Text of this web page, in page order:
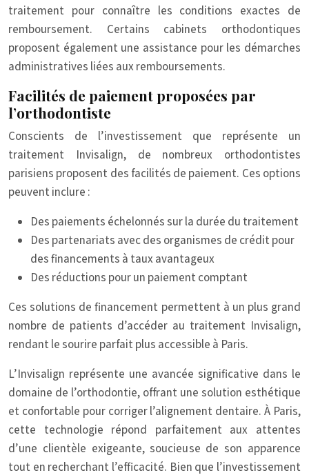
traitement pour connaître les conditions exactes de
remboursement. Certains cabinets orthodontiques
proposent également une assistance pour les démarches
administratives liées aux remboursements.
Facilités de paiement proposées par
l’orthodontiste
Conscients de l’investissement que représente un
traitement Invisalign, de nombreux orthodontistes
parisiens proposent des facilités de paiement. Ces options
peuvent inclure :
Des paiements échelonnés sur la durée du traitement
Des partenariats avec des organismes de crédit pour
des financements à taux avantageux
Des réductions pour un paiement comptant
Ces solutions de financement permettent à un plus grand
nombre de patients d’accéder au traitement Invisalign,
rendant le sourire parfait plus accessible à Paris.
L’Invisalign représente une avancée significative dans le
domaine de l’orthodontie, offrant une solution esthétique
et confortable pour corriger l’alignement dentaire. À Paris,
cette technologie répond parfaitement aux attentes
d’une clientèle exigeante, soucieuse de son apparence
tout en recherchant l’efficacité. Bien que l’investissement